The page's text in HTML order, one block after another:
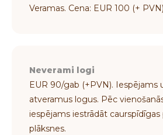
Veramas. Cena: EUR 100 (+
Neverami logi
EUR 90/gab (+PVN). Iespējams
atveramus logus. Pēc
iespējams iestrādāt
plāksnes.